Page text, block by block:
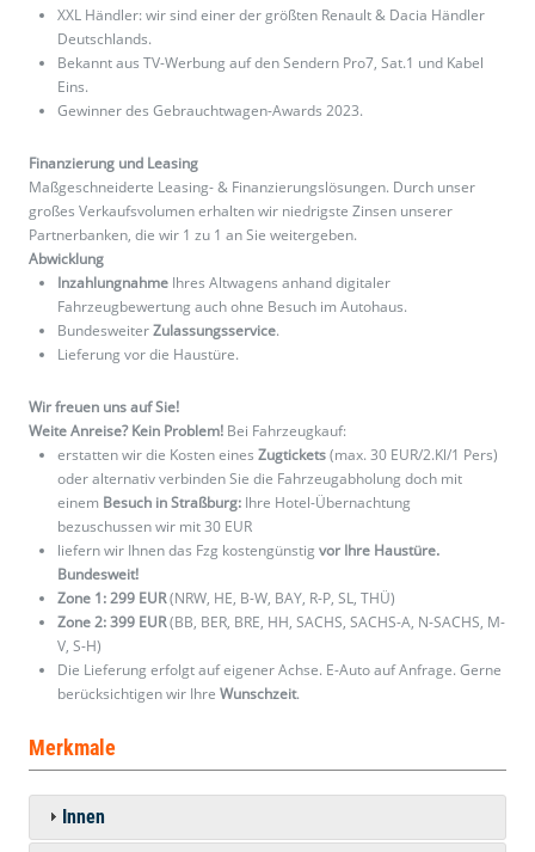
XXL Händler: wir sind einer der größten Renault & Dacia Händler
Deutschlands.
Bekannt aus TV-Werbung auf den Sendern Pro7, Sat.1 und Kabel
Eins.
Gewinner des Gebrauchtwagen-Awards 2023.
Finanzierung und Leasing
Maßgeschneiderte Leasing- & Finanzierungslösungen. Durch unser
großes Verkaufsvolumen erhalten wir niedrigste Zinsen unserer
Partnerbanken, die wir 1 zu 1 an Sie weitergeben.
Abwicklung
Inzahlungnahme Ihres Altwagens anhand digitaler
Fahrzeugbewertung auch ohne Besuch im Autohaus.
BundesweiterZulassungsservice.
Lieferung vor die Haustüre.
Wir freuen uns auf Sie!
Weite Anreise? Kein Problem! Bei Fahrzeugkauf:
erstatten wir die Kosten eines Zugtickets(max. 30 EUR/2.Kl/1 Pers)
oder alternativ verbinden Sie die Fahrzeugabholung doch mit
einem Besuch in Straßburg: Ihre Hotel-Übernachtung
bezuschussen wir mit 30 EUR
liefern wir Ihnen das Fzg kostengünstig vor Ihre Haustüre.
Bundesweit!
Zone 1: 299 EUR(NRW, HE, B-W, BAY, R-P, SL, THÜ)
Zone 2: 399 EUR(BB, BER, BRE, HH, SACHS, SACHS-A, N-SACHS, M-
V, S-H)
Die Lieferung erfolgt auf eigener Achse. E-Auto auf Anfrage. Gerne
berücksichtigen wir Ihre Wunschzeit.
Merkmale
Innen